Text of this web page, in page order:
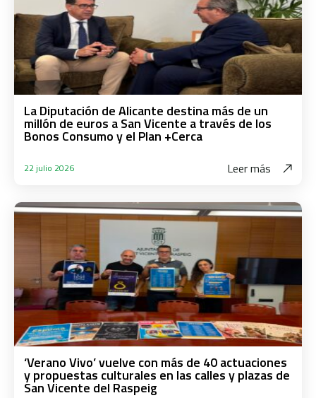
La Diputación de Alicante destina más de un
millón de euros a San Vicente a través de los
Bonos Consumo y el Plan +Cerca
22 julio 2026 Leer más
‘Verano Vivo’ vuelve con más de 40 actuaciones
y propuestas culturales en las calles y plazas de
San Vicente del Raspeig